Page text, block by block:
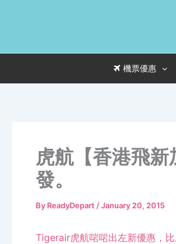
機票優惠
虎航【香港飛
發。
By ReadyDepart /January 20, 2015
Tigerair虎航啱啱出左新優惠，